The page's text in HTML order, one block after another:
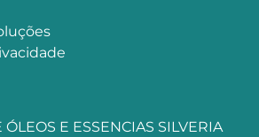
E ESSENCIAS SILVERIA